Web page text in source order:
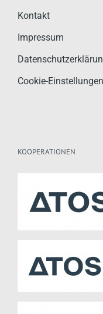
Kontakt
Impressum
Cookie-Einstellungen
KOOPERATIONEN